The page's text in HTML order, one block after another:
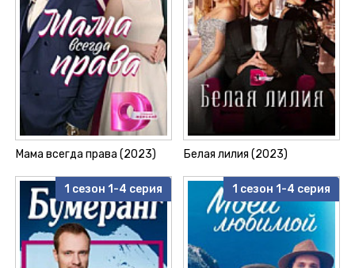
Мама всегда права (2023) Белая лилия (2023)
1 сезон 1-4 серия 1 сезон 1-4 серия